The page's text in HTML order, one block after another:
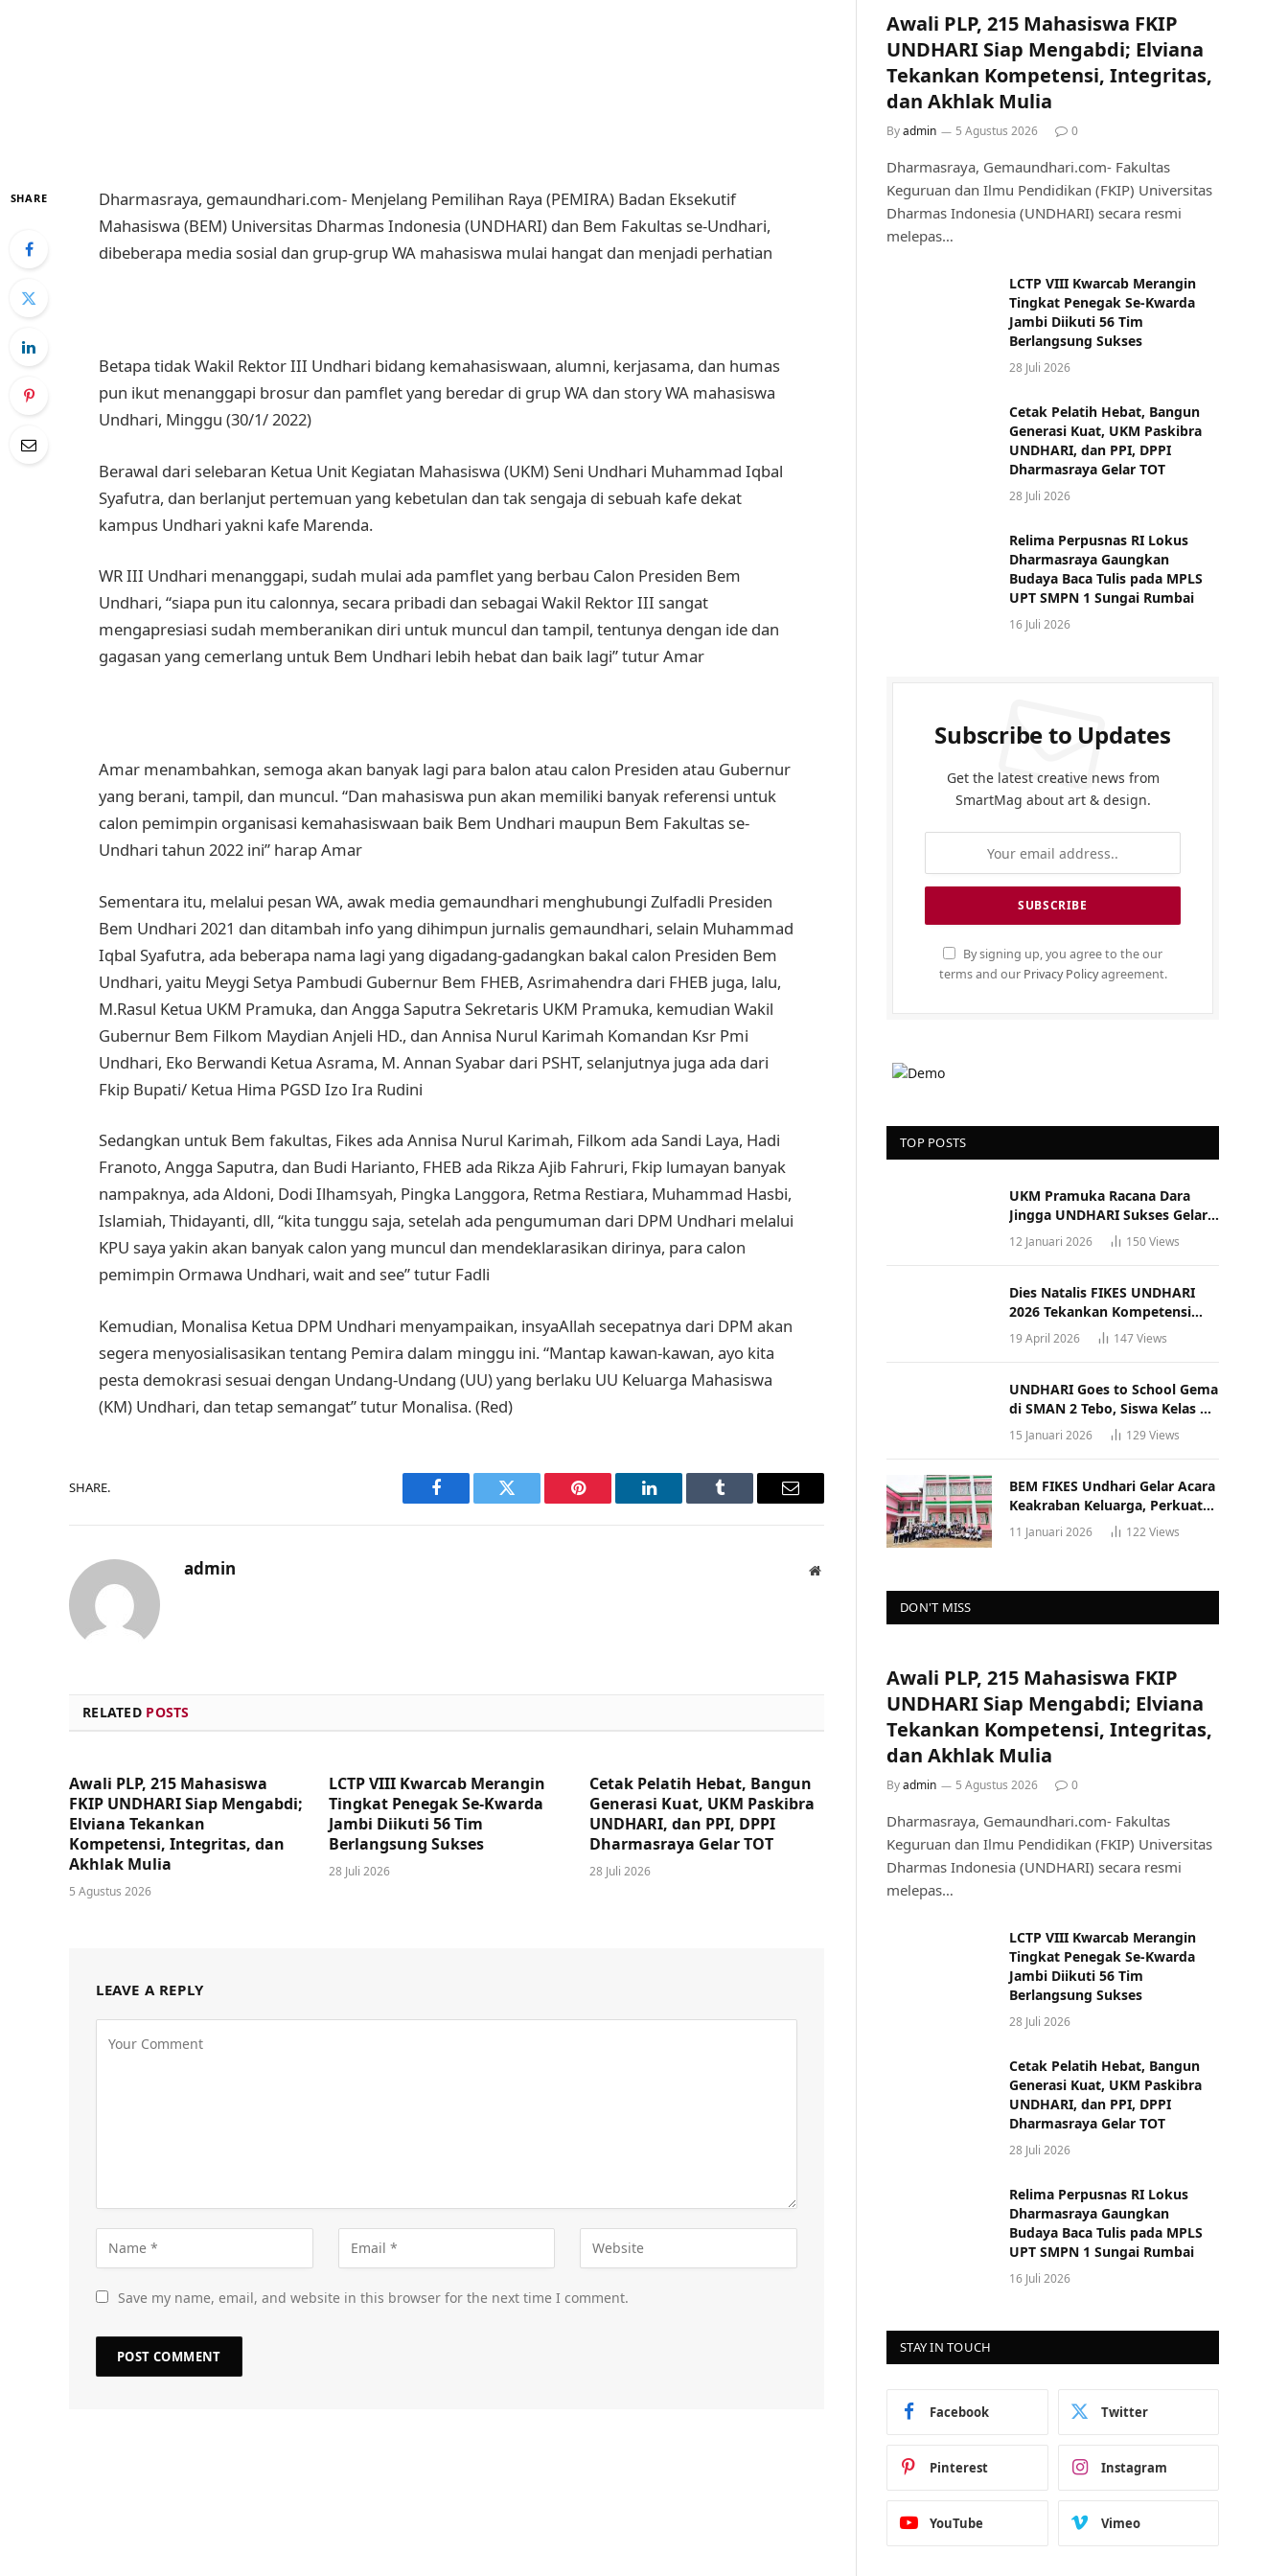
SHARE
Dharmasraya, gemaundhari.com- Menjelang Pemilihan Raya (PEMIRA) Badan Eksekutif
Mahasiswa (BEM) Universitas Dharmas Indonesia (UNDHARI) dan Bem Fakultas se-Undhari,
dibeberapa media sosial dan grup-grup WA mahasiswa mulai hangat dan menjadi perhatian
Betapa tidak Wakil Rektor III Undhari bidang kemahasiswaan, alumni, kerjasama, dan humas
pun ikut menanggapi brosur dan pamflet yang beredar di grup WA dan story WA mahasiswa
Undhari, Minggu (30/1/ 2022)
Berawal dari selebaran Ketua Unit Kegiatan Mahasiswa (UKM) Seni Undhari Muhammad Iqbal
Syafutra, dan berlanjut pertemuan yang kebetulan dan tak sengaja di sebuah kafe dekat
kampus Undhari yakni kafe Marenda.
WR III Undhari menanggapi, sudah mulai ada pamflet yang berbau Calon Presiden Bem
Undhari, “siapa pun itu calonnya, secara pribadi dan sebagai Wakil Rektor III sangat
mengapresiasi sudah memberanikan diri untuk muncul dan tampil, tentunya dengan ide dan
gagasan yang cemerlang untuk Bem Undhari lebih hebat dan baik lagi” tutur Amar
Amar menambahkan, semoga akan banyak lagi para balon atau calon Presiden atau Gubernur
yang berani, tampil, dan muncul. “Dan mahasiswa pun akan memiliki banyak referensi untuk
calon pemimpin organisasi kemahasiswaan baik Bem Undhari maupun Bem Fakultas se-
Undhari tahun 2022 ini” harap Amar
Sementara itu, melalui pesan WA, awak media gemaundhari menghubungi Zulfadli Presiden
Bem Undhari 2021 dan ditambah info yang dihimpun jurnalis gemaundhari, selain Muhammad
Iqbal Syafutra, ada beberapa nama lagi yang digadang-gadangkan bakal calon Presiden Bem
Undhari, yaitu Meygi Setya Pambudi Gubernur Bem FHEB, Asrimahendra dari FHEB juga, lalu,
M.Rasul Ketua UKM Pramuka, dan Angga Saputra Sekretaris UKM Pramuka, kemudian Wakil
Gubernur Bem Filkom Maydian Anjeli HD., dan Annisa Nurul Karimah Komandan Ksr Pmi
Undhari, Eko Berwandi Ketua Asrama, M. Annan Syabar dari PSHT, selanjutnya juga ada dari
Fkip Bupati/ Ketua Hima PGSD Izo Ira Rudini
Sedangkan untuk Bem fakultas, Fikes ada Annisa Nurul Karimah, Filkom ada Sandi Laya, Hadi
Franoto, Angga Saputra, dan Budi Harianto, FHEB ada Rikza Ajib Fahruri, Fkip lumayan banyak
nampaknya, ada Aldoni, Dodi Ilhamsyah, Pingka Langgora, Retma Restiara, Muhammad Hasbi,
Islamiah, Thidayanti, dll, “kita tunggu saja, setelah ada pengumuman dari DPM Undhari melalui
KPU saya yakin akan banyak calon yang muncul dan mendeklarasikan dirinya, para calon
pemimpin Ormawa Undhari, wait and see” tutur Fadli
Kemudian, Monalisa Ketua DPM Undhari menyampaikan, insyaAllah secepatnya dari DPM akan
segera menyosialisasikan tentang Pemira dalam minggu ini. “Mantap kawan-kawan, ayo kita
pesta demokrasi sesuai dengan Undang-Undang (UU) yang berlaku UU Keluarga Mahasiswa
(KM) Undhari, dan tetap semangat” tutur Monalisa. (Red)
SHARE.
Facebook Twitter Pinterest LinkedIn Tumblr Email
admin Website
RELATED POSTS
Awali PLP, 215 Mahasiswa
FKIP UNDHARI Siap Mengabdi;
Elviana Tekankan
Kompetensi, Integritas, dan
Akhlak Mulia
5 Agustus 2026
LCTP VIII Kwarcab Merangin
Tingkat Penegak Se-Kwarda
Jambi Diikuti 56 Tim
Berlangsung Sukses
28 Juli 2026
Cetak Pelatih Hebat, Bangun
Generasi Kuat, UKM Paskibra
UNDHARI, dan PPI, DPPI
Dharmasraya Gelar TOT
28 Juli 2026
LEAVE A REPLY
Save my name, email, and website in this browser for the next time I comment.
Awali PLP, 215 Mahasiswa FKIP
UNDHARI Siap Mengabdi; Elviana
Tekankan Kompetensi, Integritas,
dan Akhlak Mulia
Byadmin 5 Agustus 2026 0
Dharmasraya, Gemaundhari.com- Fakultas
Keguruan dan Ilmu Pendidikan (FKIP) Universitas
Dharmas Indonesia (UNDHARI) secara resmi
melepas…
LCTP VIII Kwarcab Merangin
Tingkat Penegak Se-Kwarda
Jambi Diikuti 56 Tim
Berlangsung Sukses
28 Juli 2026
Cetak Pelatih Hebat, Bangun
Generasi Kuat, UKM Paskibra
UNDHARI, dan PPI, DPPI
Dharmasraya Gelar TOT
28 Juli 2026
Relima Perpusnas RI Lokus
Dharmasraya Gaungkan
Budaya Baca Tulis pada MPLS
UPT SMPN 1 Sungai Rumbai
16 Juli 2026
Subscribe to Updates
Get the latest creative news from
SmartMag about art & design.
By signing up, you agree to the our
terms and our Privacy Policyagreement.
TOP POSTS
UKM Pramuka Racana Dara
Jingga UNDHARI Sukses Gelar
Musyawarah Racana
12 Januari 2026 150Views
Dies Natalis FIKES UNDHARI
2026 Tekankan Kompetensi
dan Profesionalisme Tenaga
Kesehatan
19 April 2026 147Views
UNDHARI Goes to School Gema
di SMAN 2 Tebo, Siswa Kelas XII
Antusias Ikuti Sosialisasi
Kampus Berkualitas
15 Januari 2026 129 Views
BEM FIKES Undhari Gelar Acara
Keakraban Keluarga, Perkuat
Solidaritas dan Gaya Hidup
Sehat
11 Januari 2026 122Views
DON'T MISS
Awali PLP, 215 Mahasiswa FKIP
UNDHARI Siap Mengabdi; Elviana
Tekankan Kompetensi, Integritas,
dan Akhlak Mulia
Byadmin 5 Agustus 2026 0
Dharmasraya, Gemaundhari.com- Fakultas
Keguruan dan Ilmu Pendidikan (FKIP) Universitas
Dharmas Indonesia (UNDHARI) secara resmi
melepas…
LCTP VIII Kwarcab Merangin
Tingkat Penegak Se-Kwarda
Jambi Diikuti 56 Tim
Berlangsung Sukses
28 Juli 2026
Cetak Pelatih Hebat, Bangun
Generasi Kuat, UKM Paskibra
UNDHARI, dan PPI, DPPI
Dharmasraya Gelar TOT
28 Juli 2026
Relima Perpusnas RI Lokus
Dharmasraya Gaungkan
Budaya Baca Tulis pada MPLS
UPT SMPN 1 Sungai Rumbai
16 Juli 2026
STAY IN TOUCH
Facebook Twitter
Pinterest Instagram
YouTube Vimeo